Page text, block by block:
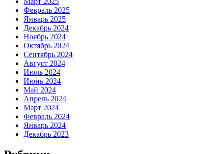
Февраль 2025
Январь 2025
Декабрь 2024
Ноябрь 2024
Октябрь 2024
Сентябрь 2024
Август 2024
Июль 2024
Июнь 2024
Май 2024
Апрель 2024
Март 2024
Февраль 2024
Январь 2024
Декабрь 2023